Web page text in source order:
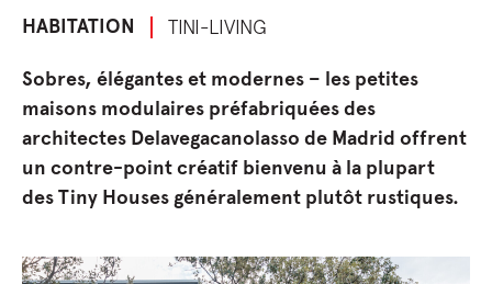
HABITATION TINI-LIVING
Sobres, élégantes et modernes – les petites
maisons modulaires préfabriquées des
architectes Delavegacanolasso de Madrid offrent
un contre-point créatif bienvenu à la plupart
des Tiny Houses généralement plutôt rustiques.